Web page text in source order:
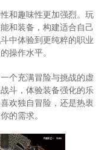
和趣味性更加强烈。玩
和装备，构建适合自己
中体验到更纯粹的职业
操作水平。
个充满冒险与挑战的虚
斗，体验装备强化的乐
欢独自冒险，还是热衷
的需求。